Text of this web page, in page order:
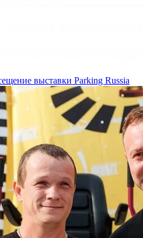
выставки Parking Russia